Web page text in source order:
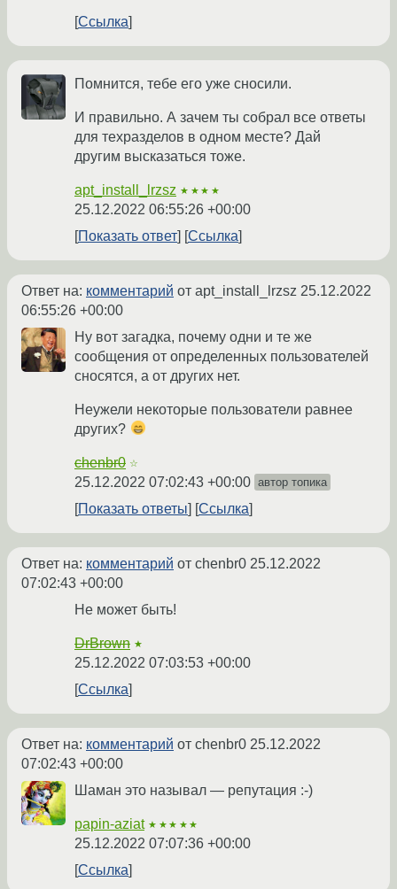
Ссылка
Помнится, тебе его уже сносили.
И правильно. А зачем ты собрал все ответы
для техразделов в одном месте? Дай
другим высказаться тоже.
apt_install_lrzsz ★★★★
25.12.2022 06:55:26 +00:00
Показать ответ
Ссылка
Ответ на: комментарий от apt_install_lrzsz 25.12.2022
06:55:26 +00:00
Ну вот загадка, почему одни и те же
сообщения от определенных пользователей
сносятся, а от других нет.
Неужели некоторые пользователи равнее
других?
chenbr0 ☆
25.12.2022 07:02:43 +00:00 автор топика
Показать ответы Ссылка
Ответ на: комментарий от chenbr0 25.12.2022
07:02:43 +00:00
Не может быть!
DrBrown ★
25.12.2022 07:03:53 +00:00
Ссылка
Ответ на: комментарий от chenbr0 25.12.2022
07:02:43 +00:00
Шаман это называл — репутация :-)
papin-aziat ★★★★★
25.12.2022 07:07:36 +00:00
Ссылка